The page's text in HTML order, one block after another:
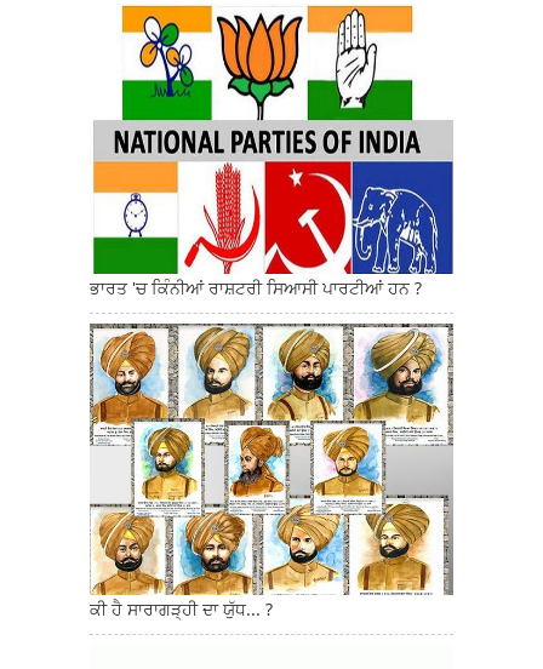
ਭਾਰਤ 'ਚ ਕਿੰਨੀਆਂ ਰਾਸ਼ਟਰੀ ਸਿਆਸੀ ਪਾਰਟੀਆਂ ਹਨ ?
ਕੀ ਹੈ ਸਾਰਾਗੜ੍ਹੀ ਦਾ ਯੁੱਧ... ?